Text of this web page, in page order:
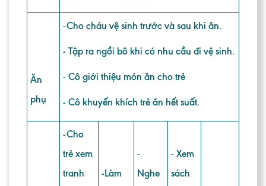
Ăn
phụ
-Cho cháu vệ sinh trước và sau khi ăn.
- Tập ra ngồi bô khi có nhu cầu đi vệ sinh.
- Cô giới thiệu món ăn cho trẻ
- Cô khuyến khích trẻ ăn hết suất.
-Cho
trẻ xem
tranh
-Làm
-
Nghe
- Xem
sách